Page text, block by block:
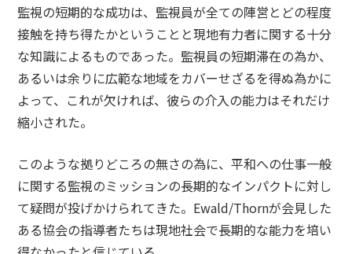
監視の短期的な成功は、監視員が全ての陣営とどの程度
接触を持ち得たかということと現地有力者に関する十分
な知識によるものであった。監視員の短期滞在の為か、
あるいは余りに広範な地域をカバーせざるを得ぬ為かに
よって、これが欠ければ、彼らの介入の能力はそれだけ
縮小された。
このような拠りどころの無さの為に、平和への仕事一般
に関する監視のミッションの長期的なインパクトに対し
て疑問が投げかけられてきた。Ewald/Thornが会見した
ある協会の指導者たちは現地社会で長期的な能力を培い